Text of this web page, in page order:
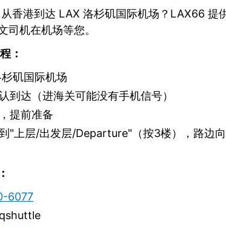
香港到达 LAX 洛杉矶国际机场？LAX66 提
司机在机场等您。
：
矶国际机场
到达（进海关可能没有手机信号）
提前准备
"上层/出发层/Departure"（按3楼），路边
6077